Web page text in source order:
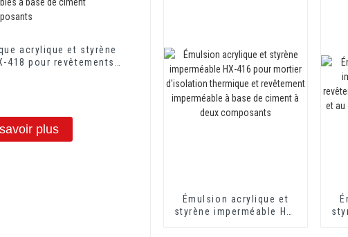
acrylique et styrène
418 pour revêtements
plus
Émulsion acrylique et
styrène imperméable HX-